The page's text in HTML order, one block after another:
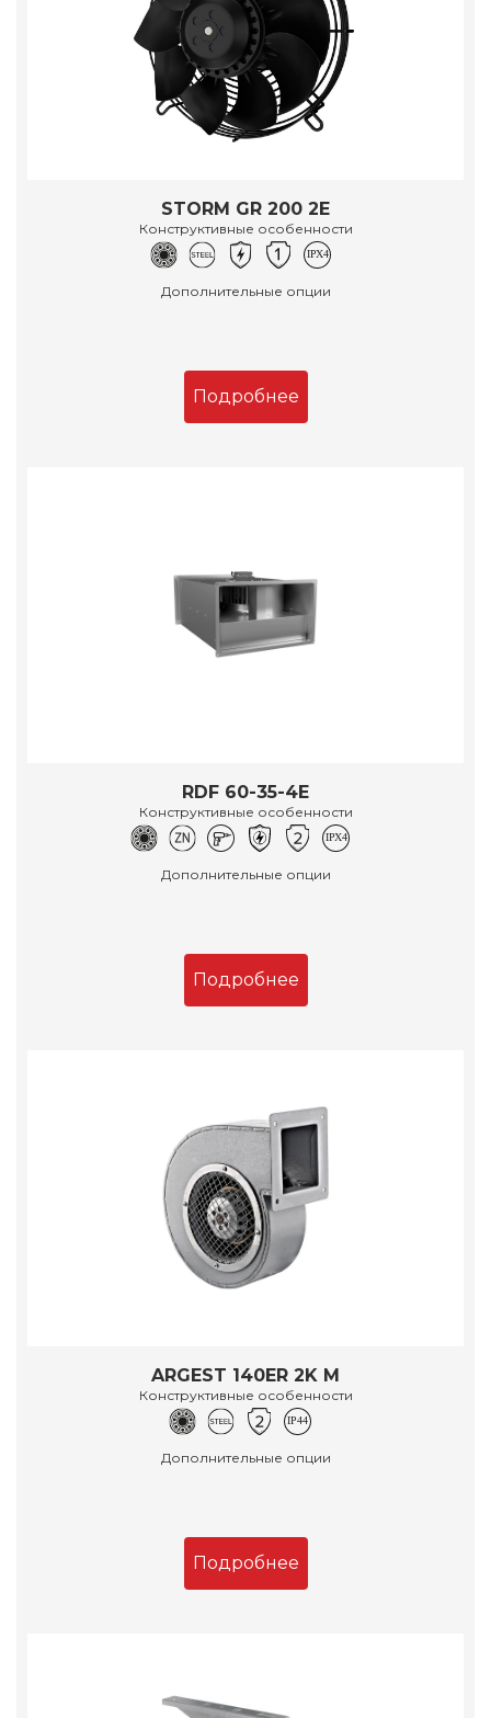
STORM GR 200 2E
Конструктивные особенности
Дополнительные опции
Подробнее
RDF 60-35-4E
Конструктивные особенности
Дополнительные опции
Подробнее
ARGEST 140ER 2K M
Конструктивные особенности
Дополнительные опции
Подробнее